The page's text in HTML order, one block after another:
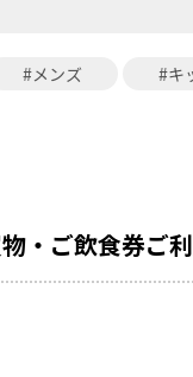
#メンズ #キ
・ご飲食券ご